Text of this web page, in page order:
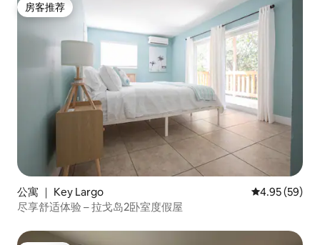
房客推荐
房客推荐
公寓 ｜ Key Largo 平均评分
4.95 (59)
尽享舒适体验 – 拉戈岛2卧室度假屋